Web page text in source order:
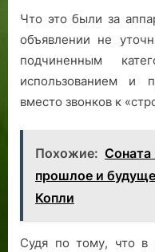
Что это были за
объявлении не
подчиненным
использованием и
вместо звонков к
Похожие: Соната
прошлое и
Копли
Судя по тому, что в